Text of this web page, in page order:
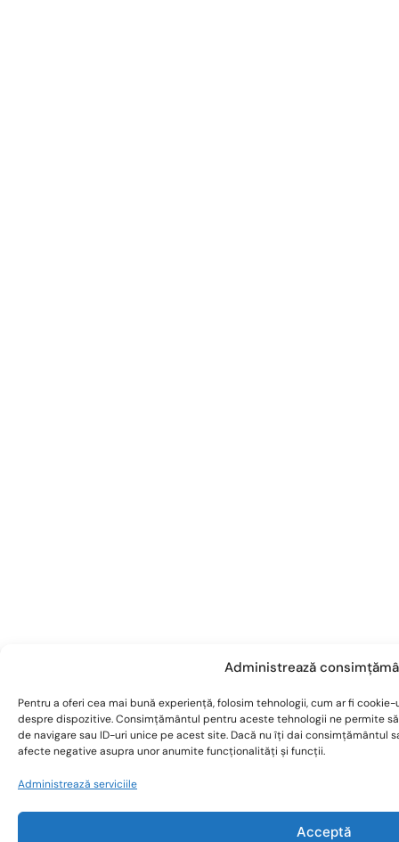
Administrează
Pentru a oferi cea mai bună experiență, folosim tehnologii, cum ar fi
despre dispozitive. Consimțământul pentru aceste tehnologii ne permite
de navigare sau ID-uri unice pe acest site. Dacă nu îți dai consimțământul
afecte negative asupra unor anumite funcționalități și funcții.
Administrează serviciile
Acceptă